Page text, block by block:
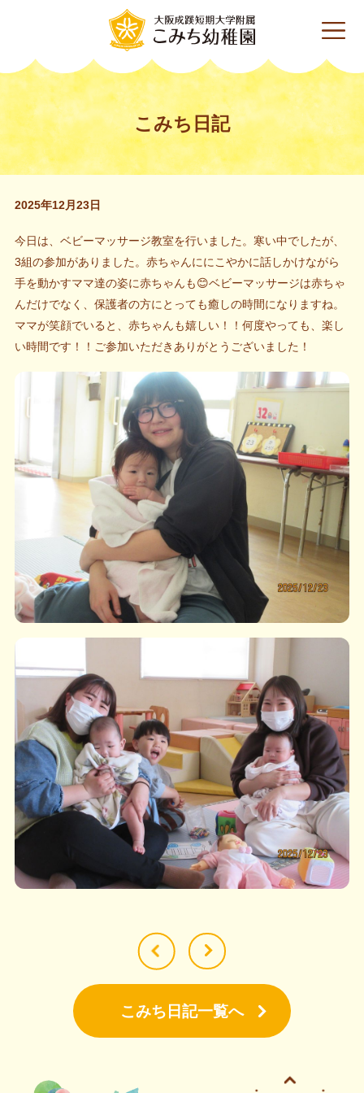
こみち日記
2025年12月23日
今日は、ベビーマッサージ教室を行いました。寒い中でしたが、
3組の参加がありました。赤ちゃんににこやかに話しかけながら
手を動かすママ達の姿に赤ちゃんも😊ベビーマッサージは赤ちゃ
んだけでなく、保護者の方にとっても癒しの時間になりますね。
ママが笑顔でいると、赤ちゃんも嬉しい！！何度やっても、楽し
い時間です！！ご参加いただきありがとうございました！
こみち日記一覧へ